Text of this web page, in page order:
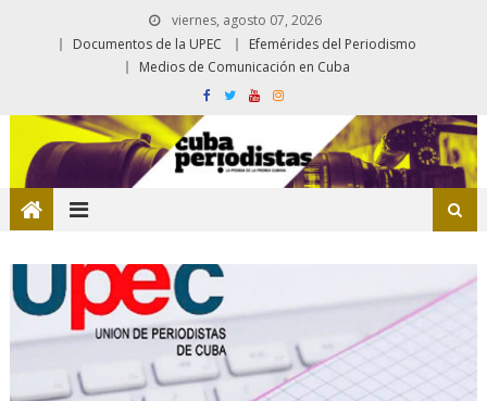
viernes, agosto 07, 2026
Documentos de la UPEC
Efemérides del Periodismo
Medios de Comunicación en Cuba